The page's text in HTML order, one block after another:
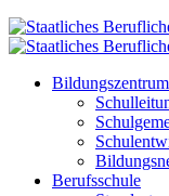
Bildungszentrum
Berufsschule